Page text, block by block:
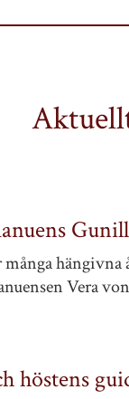
hängivna
Vera
höstens